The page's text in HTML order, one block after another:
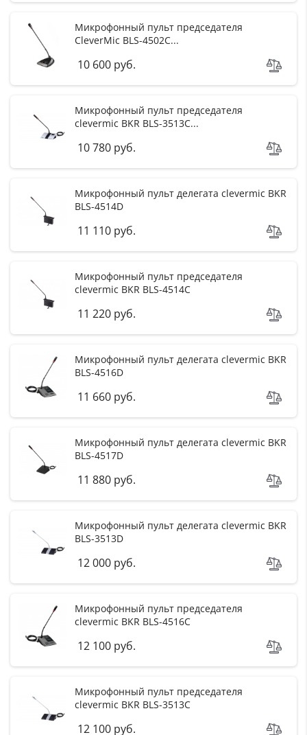
Микрофонный пульт председателя
CleverMic BLS-4502C...
10 600 руб.
Микрофонный пульт председателя
clevermic BKR BLS-3513C...
10 780 руб.
Микрофонный пульт делегата clevermic BKR
BLS-4514D
11 110 руб.
Микрофонный пульт председателя
clevermic BKR BLS-4514C
11 220 руб.
Микрофонный пульт делегата clevermic BKR
BLS-4516D
11 660 руб.
Микрофонный пульт делегата clevermic BKR
BLS-4517D
11 880 руб.
Микрофонный пульт делегата clevermic BKR
BLS-3513D
12 000 руб.
Микрофонный пульт председателя
clevermic BKR BLS-4516C
12 100 руб.
Микрофонный пульт председателя
clevermic BKR BLS-3513C
12 100 руб.